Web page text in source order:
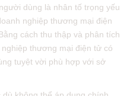
dùng là nhân tố trọng yếu
nghiệp thương mại điện
cách thu thập và phân tích
thương mại điện tử có
tuyệt vời phù hợp với sở